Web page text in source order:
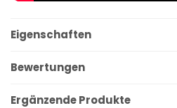
Eigenschaften
Bewertungen
Ergänzende Produkte